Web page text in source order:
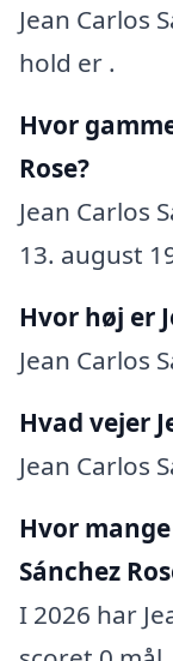
Jean Carlos
hold er .
Hvor
Rose?
Jean Carlos
13. august
Hvor høj er
Jean Carlos
Hvad vejer
Jean Carlos
Hvor
Sánchez
I 2026 har